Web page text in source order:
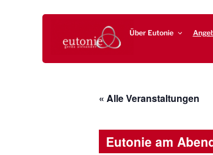
EUTONIE.DE
Über Eutonie
« Alle Veranstaltungen
Eutonie am